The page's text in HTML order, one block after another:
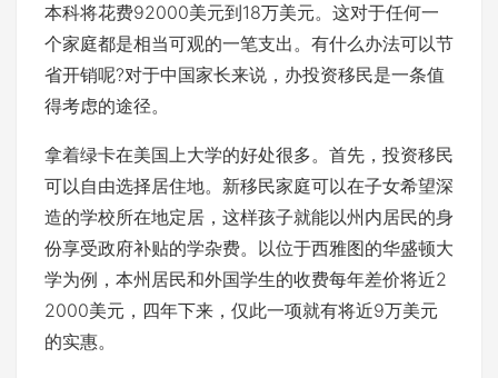
本科将花费92000美元到18万美元。这对于任何一
个家庭都是相当可观的一笔支出。有什么办法可以节
省开销呢?对于中国家长来说，办投资移民是一条值
得考虑的途径。
拿着绿卡在美国上大学的好处很多。首先，投资移民
可以自由选择居住地。新移民家庭可以在子女希望深
造的学校所在地定居，这样孩子就能以州内居民的身
份享受政府补贴的学杂费。以位于西雅图的华盛顿大
学为例，本州居民和外国学生的收费每年差价将近2
2000美元，四年下来，仅此一项就有将近9万美元
的实惠。